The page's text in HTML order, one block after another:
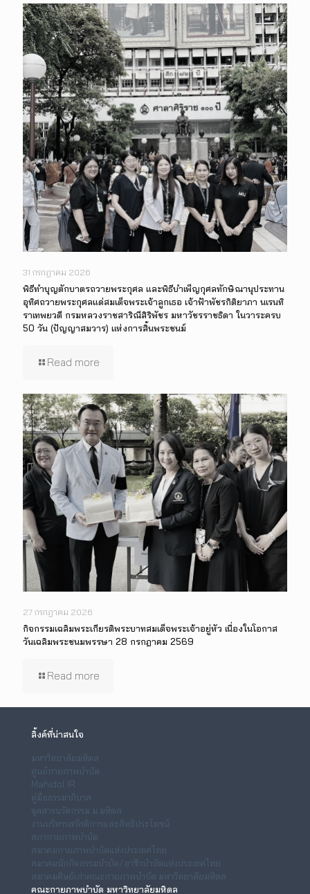
31 กรกฎาคม 2026
พิธีทำบุญตักบาตรถวายพระกุศล และพิธีบำเพ็ญกุศลทักษิณานุประทาน
อุทิศถวายพระกุศลแด่สมเด็จพระเจ้าลูกเธอ เจ้าฟ้าพัชรกิติยาภา นเรนทิ
ราเทพยวดี กรมหลวงราชสาริณีสิริพัชร มหาวัชรราชธิดา ในวาระครบ
50 วัน (ปัญญาสมวาร) แห่งการสิ้นพระชนม์
Read more
27 กรกฎาคม 2026
กิจกรรมเฉลิมพระเกียรติพระบาทสมเด็จพระเจ้าอยู่หัว เนื่องในโอกาส
วันเฉลิมพระชนมพรรษา 28 กรกฎาคม 2569
Read more
ลิ้งค์ที่น่าสนใจ
มหาวิทยาลัยมหิดล
ศูนย์กายภาพบำบัด
Mahidol IR
คู่มือธรรมาภิบาล
จุลสารนวัตกรรม ม.มหิดล
งานบริหารสวัสดิการและสิทธิประโยชน์
สภากายภาพบำบัด
สมาคมกายภาพบำบัดแห่งประเทศไทย
สมาคมนักกิจกรรมบำบัด/อาชีวบำบัดแห่งประเทศไทย
สมาคมศิษย์เก่าคณะกายภาพบำบัด มหาวิทยาลัยมหิดล
คณะกายภาพบำบัด มหาวิทยาลัยมหิดล